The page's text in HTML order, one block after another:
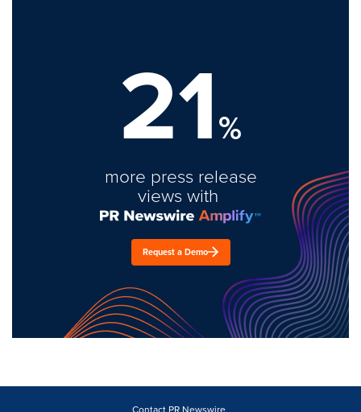
21%
more press release
views with
Request a Demo
Contact PR Newswire